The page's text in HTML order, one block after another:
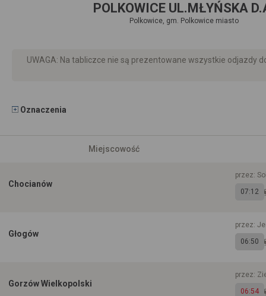
POLKOWICE UL.MŁYŃSKA
Polkowice, gm. Polkowice miasto
UWAGA: Na tabliczce nie są prezentowane wszystkie odjazdy
Oznaczenia
Miejscowość
Chocianów
przez:
07:12
Głogów
przez:
06:50
Gorzów Wielkopolski
przez:
06:54